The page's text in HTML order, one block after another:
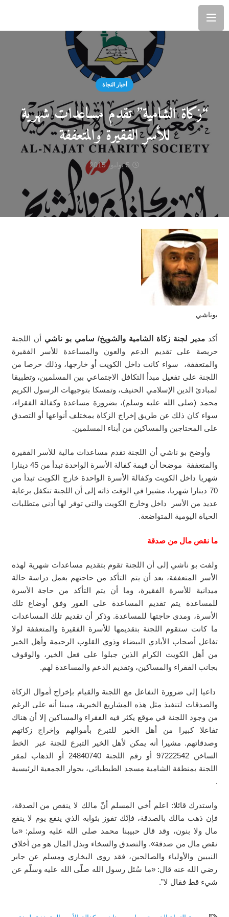
أخبار النجاة
“زكاة الشامية” تقدم مساعدات شهرية
للأسر الفقيرة والمتعففة
5 يوليو، 2015
بوناشي
أكدمدير لجنة زكاة الشامية والشويخ/ سامي بو ناشي أن اللجنة
حريصة على تقديم الدعم والعون والمساعدة للأسر الفقيرة
والمتعففة، سواء كانت داخل الكويت أو خارجها، وذلك حرصا من
اللجنة على تفعيل مبدأ التكافل الاجتماعي بين المسلمين، وتطبيقا
لمبادئ الدين الإسلامي الحنيف، وتمسكا بتوجيهات الرسول الكريم
محمد (صلى الله عليه وسلم)، بضرورة مساعدة وكفالة الفقراء،
سواء كان ذلك عن طريق إخراج الزكاة بمختلف أنواعها أو التصدق
على المحتاجين والمساكين من أبناء المسلمين.
وأوضح بو ناشي أن اللجنة تقدم مساعدات مالية للأسر الفقيرة
والمتعففة موضحا أن قيمة كفالة الأسرة الواحدة تبدأ من 45 دينارا
شهريا داخل الكويت وكفالة الأسرة الواحدة خارج الكويت تبدأ من
70 دينارا شهريا، مشيرا في الوقت ذاته إلى أن اللجنة تتكفل برعاية
عديد من الأسر داخل وخارج الكويت والتي توفر لها أدني متطلبات
الحياة اليومية المتواضعة.
ما نقص مال من صدقة
ولفت بو ناشي إلى أن اللجنة تقوم بتقديم مساعدات شهرية لهذه
الأسر المتعففة، بعد أن يتم التأكد من حاجتهم بعمل دراسة حالة
ميدانية للأسرة الفقيرة، وما أن يتم التأكد من حاجة الأسرة
للمساعدة يتم تقديم المساعدة على الفور وفق أوضاع تلك
الأسرة، ومدى حاجتها للمساعدة. وذكر أن تقديم تلك المساعدات
ما كانت ستقوم اللجنة بتقديمها للأسرة الفقيرة والمتعففة لولا
تفاعل أصحاب الأيادي البيضاء وذوي القلوب الرحيمة وأهل الخير
من أهل الكويت الكرام الذين جبلوا على فعل الخير، والوقوف
بجانب الفقراء والمساكين، وتقديم الدعم والمساعدة لهم.
داعيا إلى ضرورة التفاعل مع اللجنة والقيام بإخراج أموال الزكاة
والصدقات لتنفيذ مثل هذه المشاريع الخيرية، مبينا أنه على الرغم
من وجود اللجنة في موقع يكثر فيه الفقراء والمساكين إلا أن هناك
تفاعلا كبيرا من أهل الخير للتبرع بأموالهم وإخراج زكاتهم
وصدقاتهم. مشيرا أنه يمكن لأهل الخير التبرع للجنة عبر الخط
الساخن 97222542 أو رقم اللجنة 24840740 أو الذهاب لمقر
اللجنة بمنطقة الشامية مسجد الطبطبائي، بجوار الجمعية الرئيسية
.
واستدرك قائلا: اعلم أخي المسلم أنّ مالك لا ينقص من الصدقة،
فإن ذهب مالك بالصدقة، فإنّك تفوز بثوابه الذي ينفع يوم لا ينفع
مال ولا بنون، وقد قال حبيبنا محمد صلى الله عليه وسلم: «ما
نقص مال من صدقة». والتصدق والسخاء وبذل المال هو من أخلاق
النبيين والأولياء والصالحين، فقد روى البخاري ومسلم عن جابر
رضي الله عنه قال: «ما سُئل رسول الله صلّى الله عليه وسلّم عن
شيء قط فقال لا”.